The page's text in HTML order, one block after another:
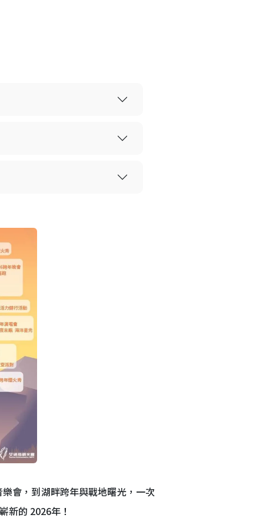
會，到湖畔跨年與戰地曙光，一次
新的 2026年！